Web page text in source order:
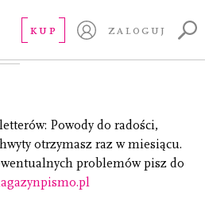
KUP ZALOGUJ
nasze newslettery.
Powody do radości,
otrzymasz raz w miesiącu.
problemów pisz do